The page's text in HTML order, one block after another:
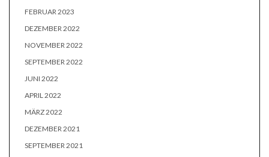
FEBRUAR 2023
DEZEMBER 2022
NOVEMBER 2022
SEPTEMBER 2022
JUNI 2022
APRIL 2022
MÄRZ 2022
DEZEMBER 2021
SEPTEMBER 2021